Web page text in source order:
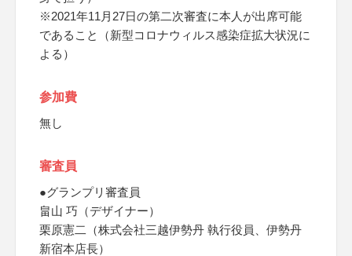
※2021年11月27日の第二次審査に本人が出席可能
であること（新型コロナウィルス感染症拡大状況に
よる）
参加費
無し
審査員
●グランプリ審査員
畠山 巧（デザイナー）
栗原憲二（株式会社三越伊勢丹 執行役員、伊勢丹
新宿本店長）